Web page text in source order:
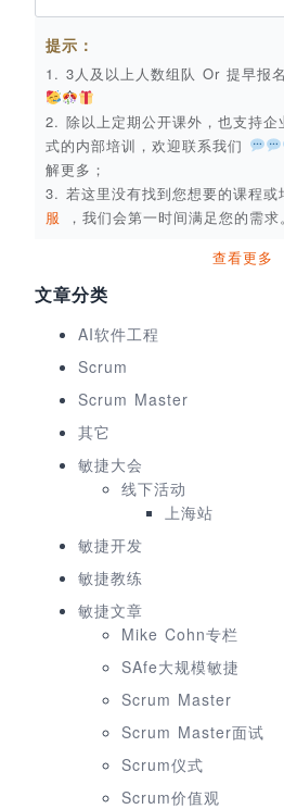
提示：
1. 3人及以上人数组队 Or 提早报
2. 除以上定期公开课外，也支持企
式的内部培训，欢迎联系我们
解更多；
3. 若这里没有找到您想要的课程或
服
，我们会第一时间满足您的需求。
查看更多
文章分类
AI软件工程
Scrum
Scrum Master
其它
敏捷大会
线下活动
上海站
敏捷开发
敏捷教练
敏捷文章
Mike Cohn专栏
SAfe大规模敏捷
Scrum Master
Scrum Master面试
Scrum仪式
Scrum价值观